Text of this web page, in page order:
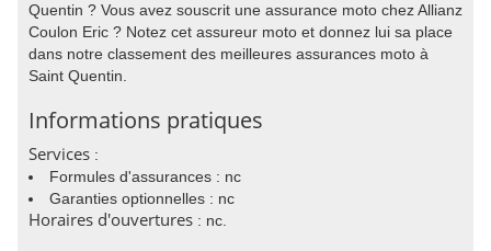
Quentin ? Vous avez souscrit une assurance moto chez Allianz
Coulon Eric ? Notez cet assureur moto et donnez lui sa place
dans notre classement des meilleures assurances moto à
Saint Quentin.
Informations pratiques
Services :
Formules d'assurances : nc
Garanties optionnelles : nc
Horaires d'ouvertures : nc.